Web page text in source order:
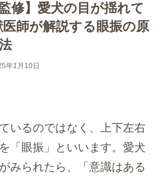
監修】愛犬の目が揺れて
師が解説する眼振の原
年1月10日
いるのではなく、上下左右
「眼振」といいます。愛犬
みられたら、「意識はある